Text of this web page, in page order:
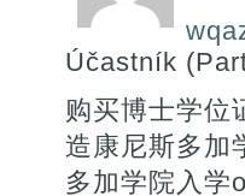
Účastník
购买博士学位
造康尼斯多加
多加学院入